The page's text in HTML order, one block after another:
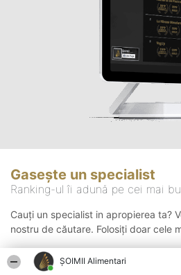
ŞOIMII Alimentari
Gasește un specialist
Ranking-ul îi adună pe cei mai
Cauți un specialist in apropierea ta?
nostru de căutare. Folosiți doar cele